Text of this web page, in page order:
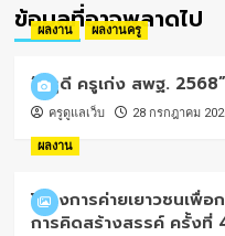
ข้อมูลที่อาจพลาดไป
ผลงาน ผลงานครู
“ครูดี ครูเก่ง สพฐ. 2568”
ครูดูแลเว็บ 28 กรกฎาคม
ผลงาน
โครงการค่ายเยาวชนเ
การคิดสร้างสรรค์ ครั้งที่